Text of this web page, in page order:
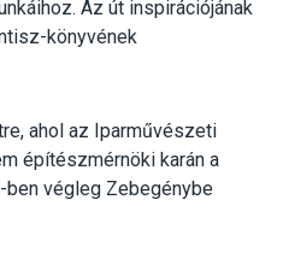
Az út inspirációjának
könyvének
ahol az Iparművészeti
építészmérnöki karán a
végleg Zebegénybe